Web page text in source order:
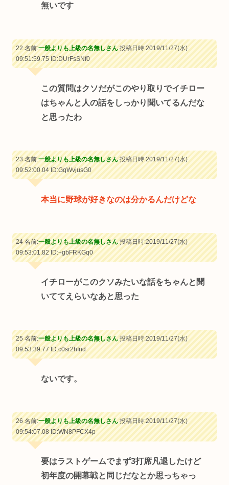
無いです
22 名前:一般よりも上級の名無しさん投稿日時:2019/11/27(水)
09:51:59.75ID:DUrFsSNf0
この質問はクソだがこのやり取りでイチロー
はちゃんと人の話をしっかり聞いてるんだな
と思ったわ
23 名前:一般よりも上級の名無しさん投稿日時:2019/11/27(水)
09:52:00.04ID:GqWvjusG0
本当に野球が好きなのは分かるんだけどな
24 名前:一般よりも上級の名無しさん投稿日時:2019/11/27(水)
09:53:01.82ID:+gbFRKGq0
イチローがこのクソみたいな話をちゃんと聞
いててえらいなあと思った
25 名前:一般よりも上級の名無しさん投稿日時:2019/11/27(水)
09:53:39.77ID:c0sr2hInd
ないです。
26 名前:一般よりも上級の名無しさん投稿日時:2019/11/27(水)
09:54:07.08ID:WN8PFCX4p
要はラストゲームでまず3打席凡退したけど
初年度の開幕戦と同じだなとか思っちゃっ